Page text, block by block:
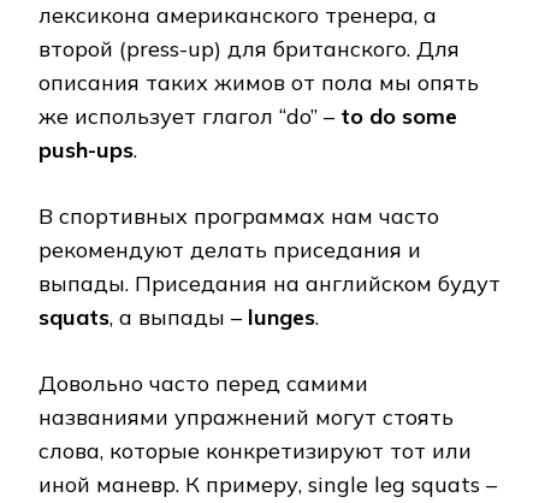
лексикона американского тренера, а
второй (press-up) для британского. Для
описания таких жимов от пола мы опять
же использует глагол “do” – to do some
push-ups.
В спортивных программах нам часто
рекомендуют делать приседания и
выпады. Приседания на английском будут
squats, а выпады – lunges.
Довольно часто перед самими
названиями упражнений могут стоять
слова, которые конкретизируют тот или
иной маневр. К примеру, single leg squats –